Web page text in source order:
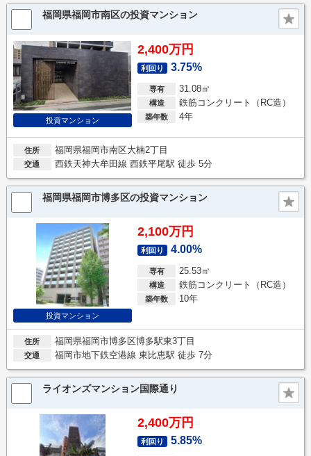
福岡県福岡市南区の投資マンション
投資マンション
2,400万円
利回り 3.75%
専有 31.08㎡
構造 鉄筋コンクリート（RC造）
築年数 4年
住所 福岡県福岡市南区大楠2丁目
交通 西鉄天神大牟田線 西鉄平尾駅 徒歩 5分
福岡県福岡市博多区の投資マンション
投資マンション
2,100万円
利回り 4.00%
専有 25.53㎡
構造 鉄筋コンクリート（RC造）
築年数 10年
住所 福岡県福岡市博多区博多駅東3丁目
交通 福岡市地下鉄空港線 東比恵駅 徒歩 7分
ライオンズマンション国際通り
2,400万円
利回り 5.85%